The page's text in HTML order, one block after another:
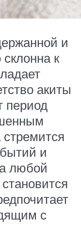
и
склонна к
акиты
период
и
любой
с